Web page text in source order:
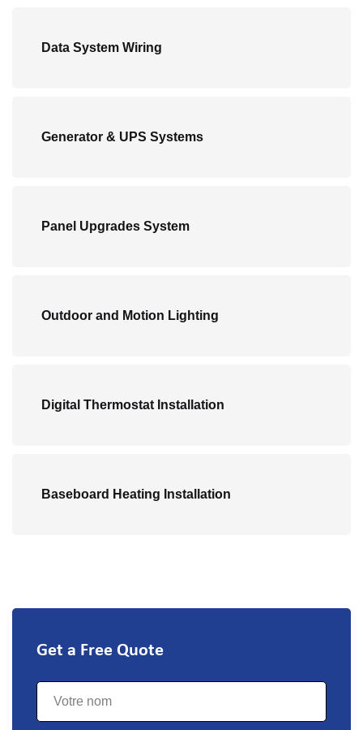
Data System Wiring
Generator & UPS Systems
Panel Upgrades System
Outdoor and Motion Lighting
Digital Thermostat Installation
Baseboard Heating Installation
Get a Free Quote